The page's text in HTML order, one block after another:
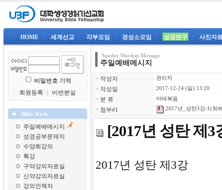
HOME 세계선교 각부모임 경성소모임 성경연구 사진자
비밀번호 기억
회원등록
비번분실
Bible Study
주일예배메시지
성경공부문제지
수양회강의
특강
구약강의자료실
신약강의자료실
강의안책자
Sunday Worship Message
주일예배메시지
ㆍ 작성자 관리자
ㆍ 작성일 2017-12-24 (일) 13:20
ㆍ 분 류 마태복음
ㆍ 첨부#1 2017년_성탄3강-1(최
[2017년 성탄 제
2017년